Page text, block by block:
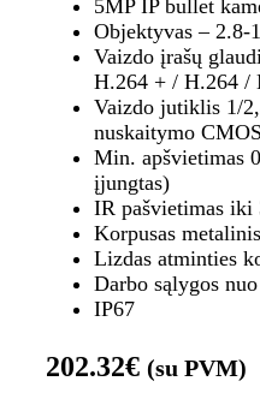
5MP IP bullet
Objektyvas – 2.8-
Vaizdo įrašų
H.264 + / H.264 /
Vaizdo jutiklis 1/
nuskaitymo CMOS
Min. apšvietimas
įjungtas)
IR pašvietimas iki
Korpusas metalinis
Lizdas atminties
Darbo sąlygos
IP67
202.32€ (su PVM)